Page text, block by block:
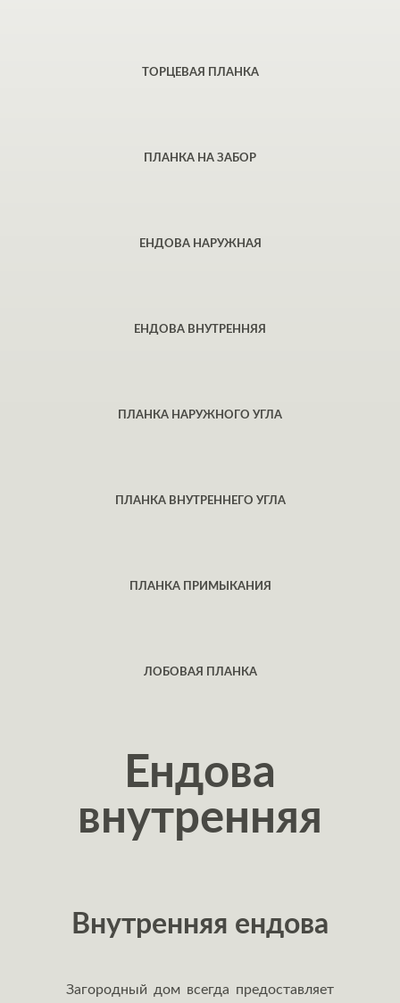
ТОРЦЕВАЯ ПЛАНКА
ПЛАНКА НА ЗАБОР
ЕНДОВА НАРУЖНАЯ
ЕНДОВА ВНУТРЕННЯЯ
ПЛАНКА НАРУЖНОГО УГЛА
ПЛАНКА ВНУТРЕННЕГО УГЛА
ПЛАНКА ПРИМЫКАНИЯ
ЛОБОВАЯ ПЛАНКА
Ендова
внутренняя
Внутренняя ендова
Загородный дом всегда предоставляет